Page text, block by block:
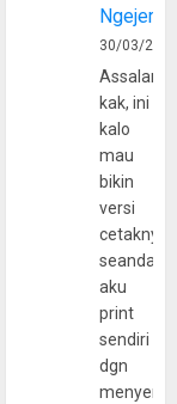
30/03/
kak, ini
kalo
mau
bikin
versi
cetaknya
aku
print
sendiri
dgn